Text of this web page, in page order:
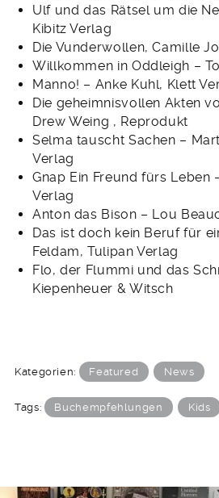
Ulf und das Rätsel um die
Kibitz Verlag
Die Vunderwollen, Camille
Willkommen in Oddleigh –
Manno! – Anke Kuhl, Klett
Die geheimnisvollen Akten
Drew Weing , Reprodukt
Selma tauscht Sachen –
Verlag
Gnap Ein Freund fürs Leben
Verlag
Anton das Bison – Lou
Das ist doch kein Beruf für
Feldam, Tulipan Verlag
Flo, der Flummi und das
Kiepenheuer & Witsch
Kategorien: Featured News
Tags: Buchempfehlungen Kids